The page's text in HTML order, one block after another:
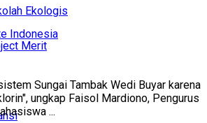
Ekologis
Merit
Indonesia
Sungai Tambak Wedi Buyar karena
ungkap Faisol Mardiono, Pengurus
...